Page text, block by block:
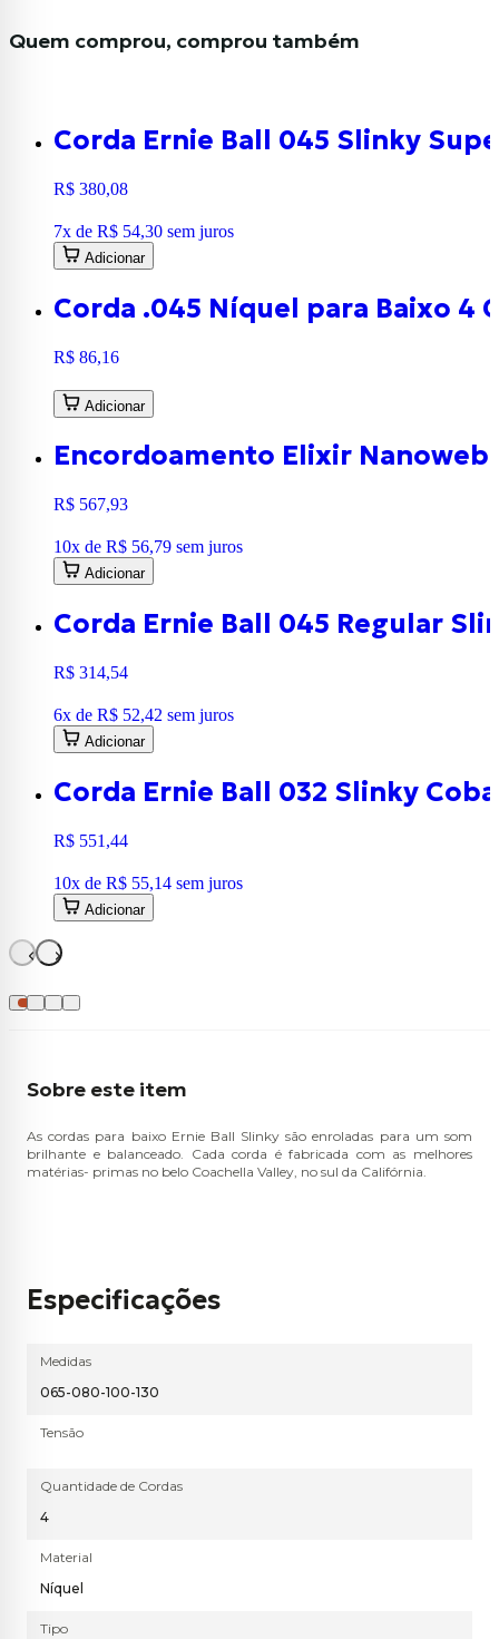
Quem comprou, comprou também
Corda Ernie Ball 045 Slinky
R$ 380,08
7x de R$ 54,30 sem juros
Adicionar
Corda .045 Níquel para Baixo 4
R$ 86,16
Adicionar
Encordoamento Elixir Nanoweb
R$ 567,93
10x de R$ 56,79 sem juros
Adicionar
Corda Ernie Ball 045 Regular
R$ 314,54
6x de R$ 52,42 sem juros
Adicionar
Corda Ernie Ball 032 Slinky
R$ 551,44
10x de R$ 55,14 sem juros
Adicionar
Sobre este item
As cordas para baixo Ernie Ball Slinky são enroladas para um som
brilhante e balanceado. Cada corda é fabricada com as melhores
matérias- primas no belo Coachella Valley, no sul da Califórnia.
Especificações
Medidas
065-080-100-130
Tensão
Quantidade de Cordas
4
Material
Níquel
Tipo